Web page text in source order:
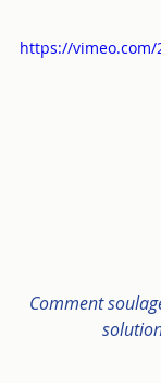
https://vimeo.com/
Comment